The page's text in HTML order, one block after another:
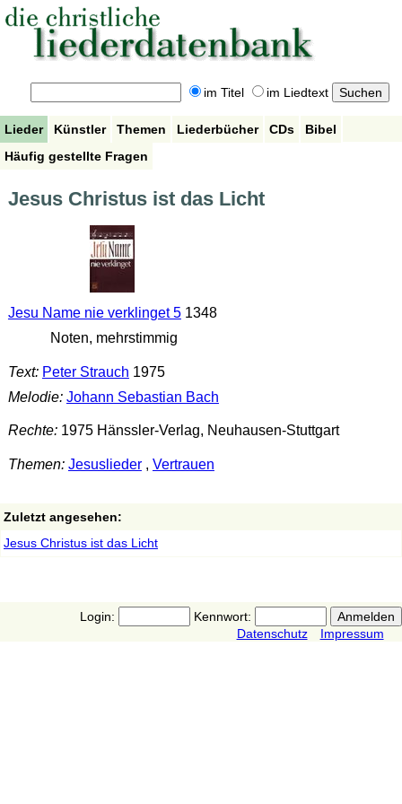
im Titel im Liedtext
Lieder Künstler Themen Liederbücher CDs
Bibel
Häufig gestellte Fragen
Jesus Christus ist das Licht
Jesu Name nie verklinget 51348
Noten, mehrstimmig
Text: Peter Strauch 1975
Melodie: Johann Sebastian Bach
Rechte:1975 Hänssler-Verlag, Neuhausen-Stuttgart
Themen: Jesuslieder, Vertrauen
Zuletzt angesehen:
Jesus Christus ist das Licht
Login:
Kennwort:
Datenschutz
Impressum